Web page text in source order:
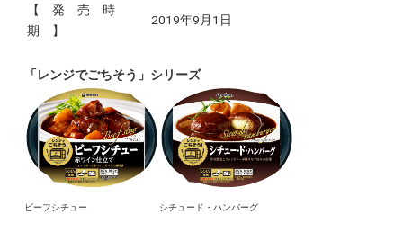
【 発 売 時
期 】
2019年9月1日
「レンジでごちそう」シリーズ
ビーフシチュー シチュード・ハンバーグ